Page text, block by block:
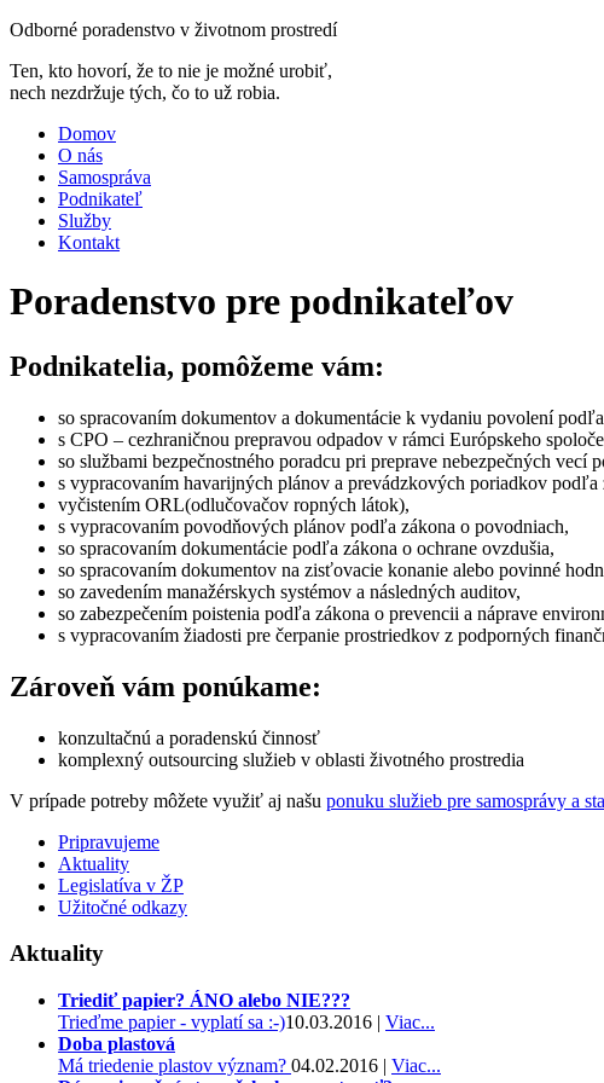
Odborné poradenstvo v životnom prostredí
Ten, kto hovorí, že to nie je možné urobiť,
nech nezdržuje tých, čo to už robia.
Domov
O nás
Samospráva
Podnikateľ
Služby
Kontakt
Poradenstvo pre podnikateľov
Podnikatelia, pomôžeme vám:
so spracovaním dokumentov a dokumentácie k vydaniu povolení
s CPO – cezhraničnou prepravou odpadov v rámci Európskeho
so službami bezpečnostného poradcu pri preprave nebezpečných vecí
s vypracovaním havarijných plánov a prevádzkových poriadkov podľa
vyčistením ORL(odlučovačov ropných látok),
s vypracovaním povodňových plánov podľa zákona o povodniach,
so spracovaním dokumentácie podľa zákona o ochrane ovzdušia,
so spracovaním dokumentov na zisťovacie konanie alebo povinné
so zavedením manažérskych systémov a následných auditov,
so zabezpečením poistenia podľa zákona o prevencii a náprave
s vypracovaním žiadosti pre čerpanie prostriedkov z podporných
Zároveň vám ponúkame:
konzultačnú a poradenskú činnosť
komplexný outsourcing služieb v oblasti životného prostredia
V prípade potreby môžete využiť aj našu ponuku služieb pre samosprávy a
Pripravujeme
Aktuality
Legislatíva v ŽP
Užitočné odkazy
Aktuality
Triediť papier? ÁNO alebo NIE???
Trieďme papier - vyplatí sa :-)10.03.2016 | Viac...
Doba plastová
Má triedenie plastov význam? 04.02.2016 | Viac...